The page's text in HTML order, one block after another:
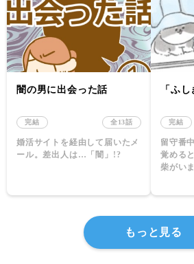
闇の男に出会った話
完結 全13話
婚活サイトを経由して届いたメ
「ふ
完結
留守番
覚める
柴がい
もっと見る